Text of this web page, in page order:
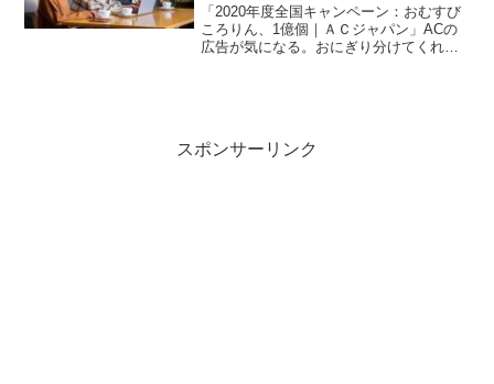
「2020年度全国キャンペーン：おむすび
ころりん、1億個｜ＡＣジャパン」ACの
広告が気になる。おにぎり分けてくれれ
スポンサーリンク